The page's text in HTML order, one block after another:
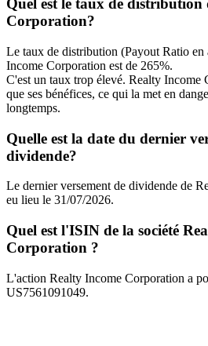
Quel est le taux de distribution
Corporation?
Le taux de distribution (Payout Ratio en
Income Corporation est de 265%.
C'est un taux trop élevé. Realty Income
que ses bénéfices, ce qui la met en
longtemps.
Quelle est la date du dernier
dividende?
Le dernier versement de dividende de
eu lieu le 31/07/2026.
Quel est l'ISIN de la société
Corporation ?
L'action Realty Income Corporation a
US7561091049.